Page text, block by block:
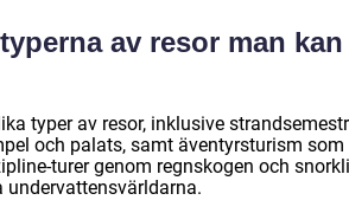
av resor man kan
typer av resor, inklusive
och palats, samt äventyrsturism som
turer genom regnskogen och